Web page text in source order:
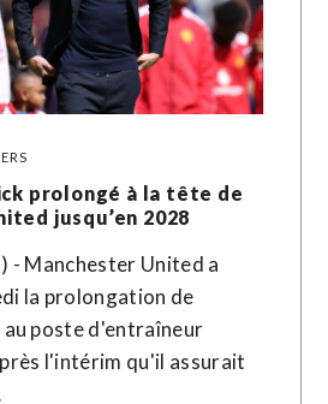
prolongé à la tête de
jusqu’en 2028
- Manchester United a
la prolongation de
poste d'entraîneur
l'intérim qu'il assurait